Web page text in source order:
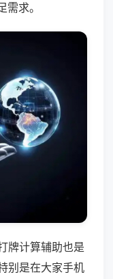
求。
牌计算辅助也是
别是在大家手机